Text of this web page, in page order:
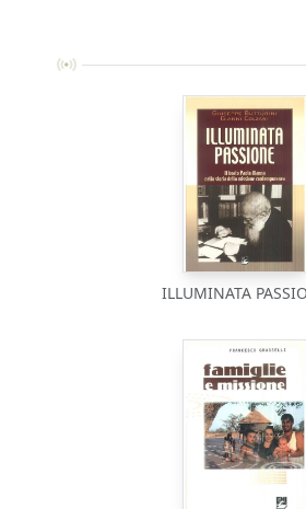
ILLUMINATA